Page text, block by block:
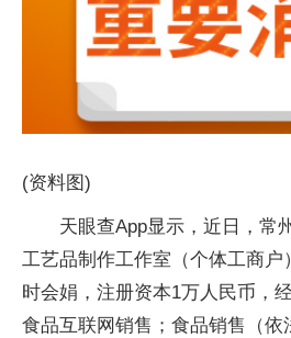
(资料图)
天眼查App显示，近日，常
工艺品制作工作室（个体工商户
时会娟，注册资本1万人民币，
食品互联网销售；食品销售（